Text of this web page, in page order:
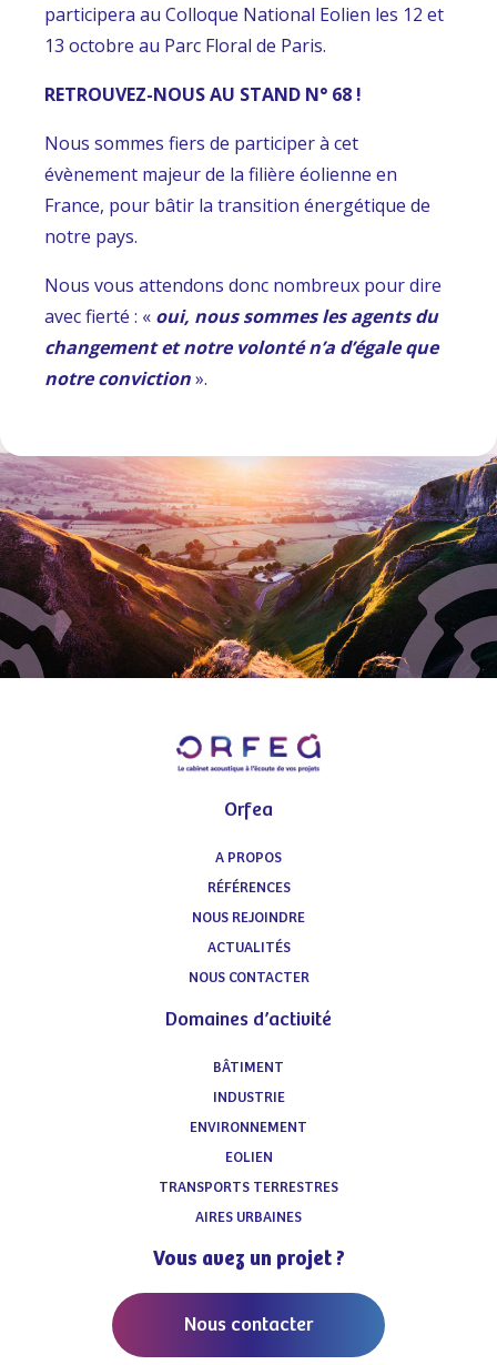
participera au Colloque National Eolien les 12 et
13 octobre au Parc Floral de Paris.
RETROUVEZ-NOUS AU STAND N° 68 !
Nous sommes fiers de participer à cet
évènement majeur de la filière éolienne en
France, pour bâtir la transition énergétique de
notre pays.
Nous vous attendons donc nombreux pour dire
avec fierté : « oui, nous sommes les agents du
changement et notre volonté n’a d’égale que
notre conviction».
Orfea
A PROPOS
RÉFÉRENCES
NOUS REJOINDRE
ACTUALITÉS
NOUS CONTACTER
Domaines d’activité
BÂTIMENT
INDUSTRIE
ENVIRONNEMENT
EOLIEN
TRANSPORTS TERRESTRES
AIRES URBAINES
Vous avez un projet ?
Nous contacter